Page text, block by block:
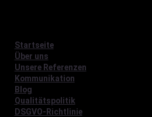
Startseite
Über uns
Unsere Referenzen
Kommunikation
Blog
Qualitätspolitik
DSGVO-Richtlinie